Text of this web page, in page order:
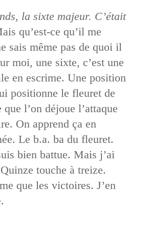
la sixte majeur. C’était
qu’est-ce qu’il me
sais même pas de quoi il
moi, une sixte, c’est une
en escrime. Une position
positionne le fleuret de
l’on déjoue l’attaque
On apprend ça en
Le b.a. ba du fleuret.
bien battue. Mais j’ai
touche à treize.
que les victoires. J’en